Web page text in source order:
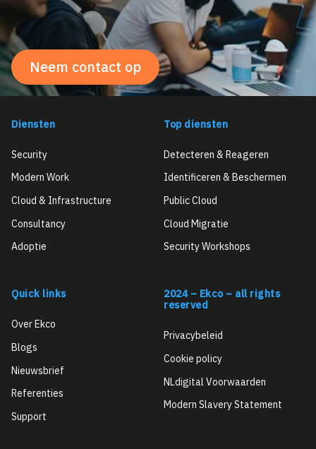
Neem contact op
Diensten
Security
Modern Work
Cloud & Infrastructure
Consultancy
Adoptie
Top diensten
Detecteren & Reageren
Identificeren & Beschermen
Public Cloud
Cloud Migratie
Security Workshops
Quick links
Over Ekco
Blogs
Nieuwsbrief
Referenties
Support
2024 – Ekco – all rights
reserved
Privacybeleid
Cookie policy
NLdigital Voorwaarden
Modern Slavery Statement